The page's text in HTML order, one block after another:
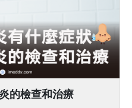
的檢查和治療